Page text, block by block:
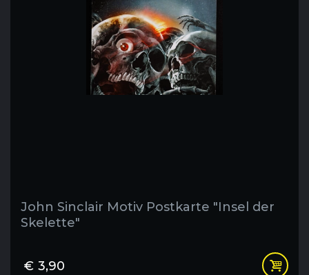
John Sinclair Motiv Postkarte "Insel der
Skelette"
€ 3,90